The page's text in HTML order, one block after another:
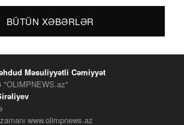
BÜTÜN XƏBƏRLƏR
Məsuliyyətli Cəmiyyət
"OLIMPNEWS.az"
www.olimpnews.az